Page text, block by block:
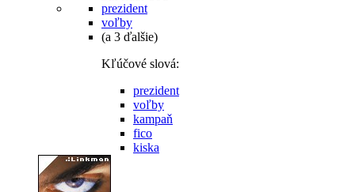
prezident
voľby
(a 3 ďalšie)
Kľúčové slová:
prezident
voľby
kampaň
fico
kiska